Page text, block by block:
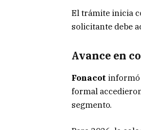
El trámite inicia
solicitante debe
Avance en
Fonacot informó
formal
segmento.